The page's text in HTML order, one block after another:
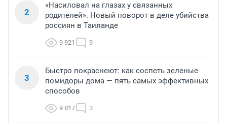
2
«Насиловал на глазах у связанных
родителей». Новый поворот в деле убийства
россиян в Таиланде
9 921 9
3
Быстро покраснеют: как соспеть зеленые
помидоры дома — пять самых эффективных
способов
9 817 3